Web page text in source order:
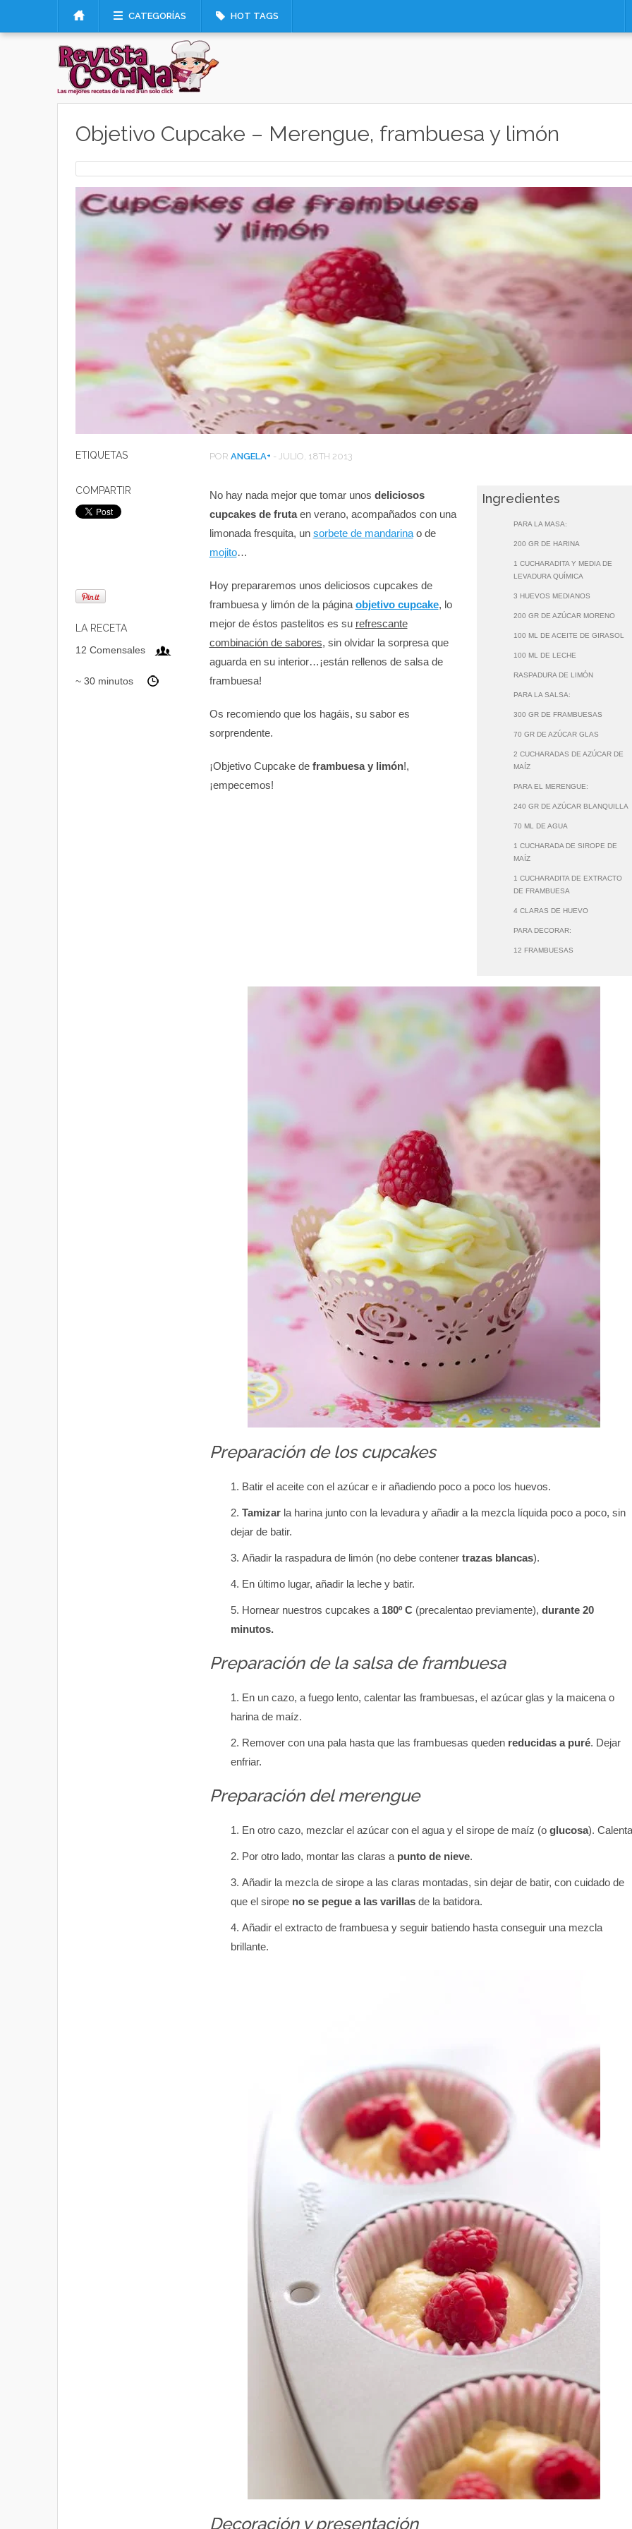
CATEGORÍAS HOT TAGS
Objetivo Cupcake – Merengue, frambuesa y limón
ETIQUETAS
COMPARTIR
LA RECETA
12 Comensales
~ 30 minutos
POR ANGELA+ - JULIO, 18TH 2013
Ingredientes
PARA LA MASA:
200 GR DE HARINA
1 CUCHARADITA Y MEDIA DE
LEVADURA QUÍMICA
3 HUEVOS MEDIANOS
200 GR DE AZÚCAR MORENO
100 ML DE ACEITE DE GIRASOL
100 ML DE LECHE
RASPADURA DE LIMÓN
PARA LA SALSA:
300 GR DE FRAMBUESAS
70 GR DE AZÚCAR GLAS
2 CUCHARADAS DE AZÚCAR DE
MAÍZ
PARA EL MERENGUE:
240 GR DE AZÚCAR BLANQUILLA
70 ML DE AGUA
1 CUCHARADA DE SIROPE DE
MAÍZ
1 CUCHARADITA DE EXTRACTO
DE FRAMBUESA
4 CLARAS DE HUEVO
PARA DECORAR:
12 FRAMBUESAS
No hay nada mejor que tomar unos deliciosos
cupcakes de frutaen verano, acompañados con una
limonada fresquita, un sorbete de mandarinao de
mojito…
Hoy prepararemos unos deliciosos cupcakes de
frambuesa y limón de la página objetivo cupcake, lo
mejor de éstos pastelitos es su refrescante
combinación de sabores, sin olvidar la sorpresa que
aguarda en su interior…¡están rellenos de salsa de
frambuesa!
Os recomiendo que los hagáis, su sabor es
sorprendente.
¡Objetivo Cupcake de frambuesa y limón!,
¡empecemos!
Preparación de los cupcakes
Batir el aceite con el azúcar e ir añadiendo poco a poco los huevos.
Tamizarla harina junto con la levadura y añadir a la mezcla líquida poco a poco, sin
dejar de batir.
Añadir la raspadura de limón (no debe contener trazas blancas).
En último lugar, añadir la leche y batir.
Hornear nuestros cupcakes a 180º C(precalentao previamente), durante 20
minutos.
Preparación de la salsa de frambuesa
En un cazo, a fuego lento, calentar las frambuesas, el azúcar glas y la maicena o
harina de maíz.
Remover con una pala hasta que las frambuesas queden reducidas a puré. Dejar
enfriar.
Preparación del merengue
En otro cazo, mezclar el azúcar con el agua y el sirope de maíz (o glucosa).
Por otro lado, montar las claras a punto de nieve.
Añadir la mezcla de sirope a las claras montadas, sin dejar de batir, con cuidado de
que el sirope no se pegue a las varillasde la batidora.
Añadir el extracto de frambuesa y seguir batiendo hasta conseguir una mezcla
brillante.
Decoración y presentación